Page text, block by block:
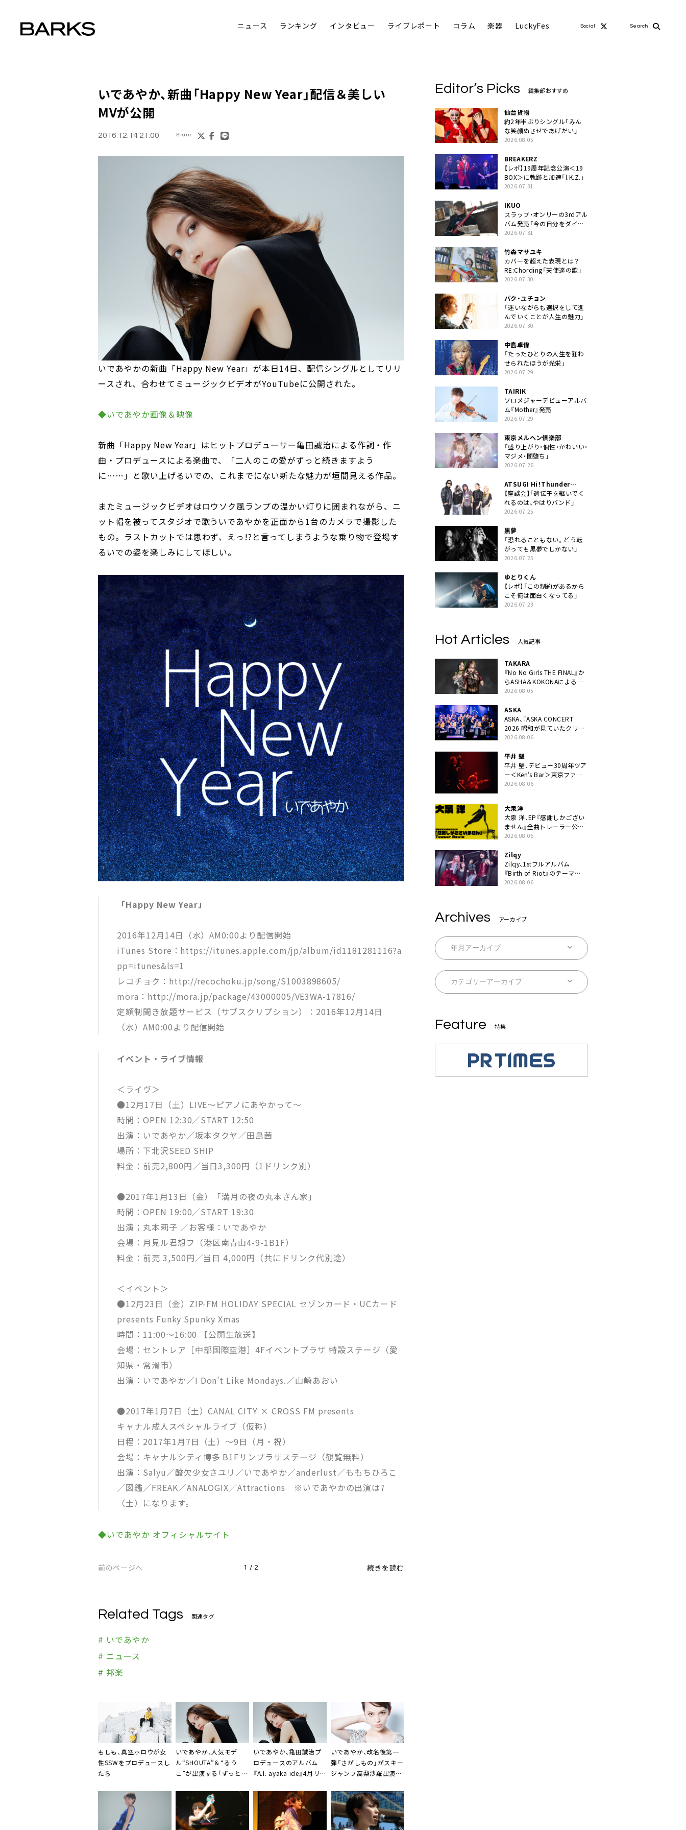
ニュース ランキング インタビュー ライブレポート コラム 楽器 LuckyFes Social Search
いであやか、新曲「Happy New Year」配信＆美しい
MVが公開
2016.12.14 21:00 Share
いであやかの新曲「Happy New Year」が本日14日、配信シングルとしてリリ
ースされ、合わせてミュージックビデオがYouTubeに公開された。
◆いであやか画像＆映像
新曲「Happy New Year」はヒットプロデューサー亀田誠治による作詞・作
曲・プロデュースによる楽曲で、「二人のこの愛がずっと続きますよう
に……」と歌い上げるいでの、これまでにない新たな魅力が垣間見える作品。
またミュージックビデオはロウソク風ランプの温かい灯りに囲まれながら、ニ
ット帽を被ってスタジオで歌ういであやかを正面から1台のカメラで撮影した
もの。ラストカットでは思わず、えっ!?と言ってしまうような乗り物で登場す
るいでの姿を楽しみにしてほしい。
「Happy New Year」
2016年12月14日（水）AM0:00より配信開始
iTunes Store：https://itunes.apple.com/jp/album/id1181281116?a
pp=itunes&ls=1
レコチョク：http://recochoku.jp/song/S1003898605/
mora：http://mora.jp/package/43000005/VE3WA-17816/
定額制聞き放題サービス（サブスクリプション）：2016年12月14日
（水）AM0:00より配信開始
イベント・ライブ情報
＜ライヴ＞
●12月17日（土）LIVE〜ピアノにあやかって〜
時間：OPEN 12:30／START 12:50
出演：いであやか／坂本タクヤ／田島茜
場所：下北沢SEED SHIP
料金：前売2,800円／当日3,300円（1ドリンク別）
●2017年1月13日（金）「満月の夜の丸本さん家」
時間：OPEN 19:00／START 19:30
出演；丸本莉子 ／お客様：いであやか
会場：月見ル君想フ（港区南青山4-9-1B1F）
料金：前売 3,500円／当日 4,000円（共にドリンク代別途）
＜イベント＞
●12月23日（金）ZIP-FM HOLIDAY SPECIAL セゾンカード・UCカード
presents Funky Spunky Xmas
時間：11:00〜16:00 【公開生放送】
会場：セントレア［中部国際空港］4Fイベントプラザ 特設ステージ（愛
知県・常滑市）
出演：いであやか／I Don’t Like Mondays.／山崎あおい
●2017年1月7日（土）CANAL CITY × CROSS FM presents
キャナル成人スペシャルライブ（仮称）
日程：2017年1月7日（土）〜9日（月・祝）
会場：キャナルシティ博多 B1Fサンプラザステージ（観覧無料）
出演：Salyu／酸欠少女さユリ／いであやか／anderlust／ももちひろこ
／図鑑／FREAK／ANALOGIX／Attractions ※いであやかの出演は7
（土）になります。
◆いであやか オフィシャルサイト
前のページへ 1 / 2 続きを読む
Related Tags 関連タグ
# いであやか
# ニュース
# 邦楽
もしも、真空ホロウが女
性SSWをプロデュースし
たら
いであやか、人気モデ
ル“SHOUTA”＆“るう
こ”が出演する「ずっと」
いであやか、亀田誠治プ
ロデュースのアルバム
『A.I. ayaka ide』4月リリ
いであやか、改名後第一
弾「さがしもの」がスキー
ジャンプ高梨沙羅出演ク
Editor’s Picks 編集部おすすめ
仙台貨物
約2年半ぶりシングル「みん
な笑顔ぬさせであげだい」
2026.08.05
BREAKERZ
【レポ】19周年記念公演＜19
BOX＞に軌跡と加速「I.K.Z.」
2026.07.31
IKUO
スラップ・オンリーの3rdアル
バム発売「今の自分をダイレ
クトに」
2026.07.31
竹森マサユキ
カバーを超えた表現とは？
RE:Chording「天使達の歌」
2026.07.30
パク・ユチョン
「迷いながらも選択をして進
んでいくことが人生の魅力」
2026.07.30
中島卓偉
「たったひとりの人生を狂わ
せられたほうが光栄」
2026.07.29
TAIRIK
ソロメジャーデビューアルバ
ム『Mother』発売
2026.07.29
東京メルヘン倶楽部
「盛り上がり・個性・かわいい・
マジメ・闇堕ち」
2026.07.26
ATSUGI Hi！Thunder
Rock Festival
【座談会】「遺伝子を継いでく
れるのは、やはりバンド」
2026.07.25
黒夢
「恐れることもない。どう転
がっても黒夢でしかない」
2026.07.25
ゆとりくん
【レポ】「この制約があるから
こそ俺は面白くなってる」
2026.07.23
Hot Articles 人気記事
TAKARA
『No No Girls THE FINAL』か
らASHA＆KOKONAによるユ
ニット・TAKARAがデビュー
2026.08.05
ASKA
ASKA、『ASKA CONCERT
2026 昭和が見ていたクリス
マス!? 』発売＆上映決定
2026.08.06
平井 堅
平井 堅、デビュー30周年ツア
ー＜Ken’s Bar＞東京ファイ
ナル公演の映像商品化決定。
2026.08.06
大泉洋
大泉 洋、EP『感謝しかござい
ません』全曲トレーラー公
開。幾田りら書き下ろし曲や
による提供曲のレコーディン
グ映像の一部解禁も
2026.08.06
Zilqy
Zilqy、1stフルアルバム
『Birth of Riot』のテーマ
は“ヘヴィネスと普遍性の両
2026.08.06
Archives アーカイブ
Feature 特集